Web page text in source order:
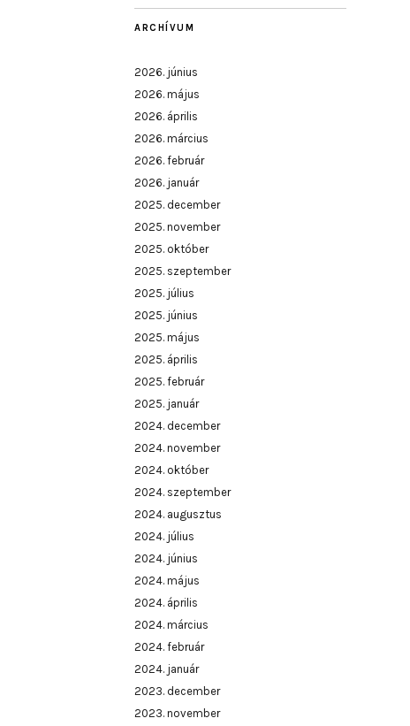
ARCHÍVUM
2026. június
2026. május
2026. április
2026. március
2026. február
2026. január
2025. december
2025. november
2025. október
2025. szeptember
2025. július
2025. június
2025. május
2025. április
2025. február
2025. január
2024. december
2024. november
2024. október
2024. szeptember
2024. augusztus
2024. július
2024. június
2024. május
2024. április
2024. március
2024. február
2024. január
2023. december
2023. november